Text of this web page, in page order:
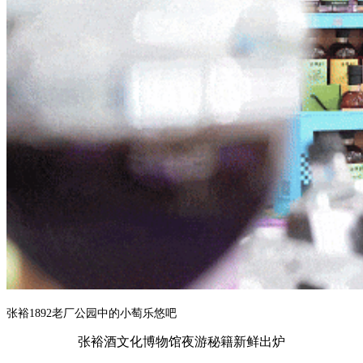
张裕1892老厂公园中的小萄乐悠吧
张裕酒文化博物馆夜游秘籍新鲜出炉